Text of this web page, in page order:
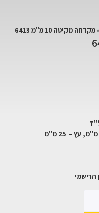
מקדחה מקיטה 10 מ"מ 6413